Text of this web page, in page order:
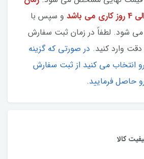
و سپس با
شود. لطفاً در زمان ثبت سفارش
وارد کنید. در صورتی که گزینه
انتخاب می کنید از ثبت سفارش
حاصل فرمایید.
کالا